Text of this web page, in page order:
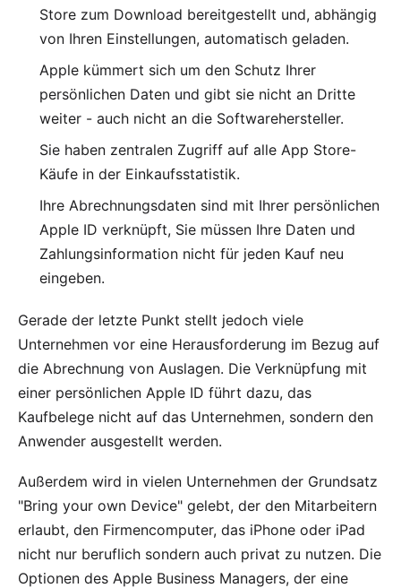
Store zum Download bereitgestellt und, abhängig
von Ihren Einstellungen, automatisch geladen.
Apple kümmert sich um den Schutz Ihrer
persönlichen Daten und gibt sie nicht an Dritte
weiter - auch nicht an die Softwarehersteller.
Sie haben zentralen Zugriff auf alle App Store-
Käufe in der Einkaufsstatistik.
Ihre Abrechnungsdaten sind mit Ihrer persönlichen
Apple ID verknüpft, Sie müssen Ihre Daten und
Zahlungsinformation nicht für jeden Kauf neu
eingeben.
Gerade der letzte Punkt stellt jedoch viele
Unternehmen vor eine Herausforderung im Bezug auf
die Abrechnung von Auslagen. Die Verknüpfung mit
einer persönlichen Apple ID führt dazu, das
Kaufbelege nicht auf das Unternehmen, sondern den
Anwender ausgestellt werden.
Außerdem wird in vielen Unternehmen der Grundsatz
"Bring your own Device" gelebt, der den Mitarbeitern
erlaubt, den Firmencomputer, das iPhone oder iPad
nicht nur beruflich sondern auch privat zu nutzen. Die
Optionen des Apple Business Managers, der eine